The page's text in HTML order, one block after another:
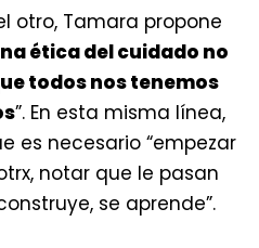
otro, Tamara propone
ética del cuidado no
todos nos tenemos
”. En esta misma línea,
es necesario “empezar
notar que le pasan
se aprende”.